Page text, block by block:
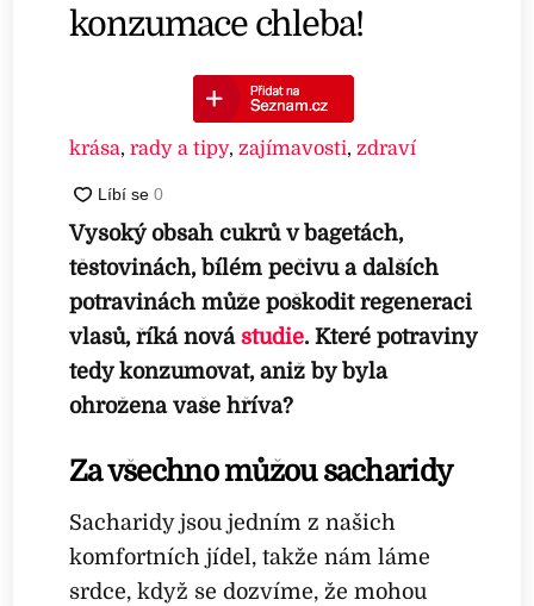
konzumace chleba!
krása,rady a tipy, zajímavosti, zdraví
Vysoký obsah cukrů v bagetách,
těstovinách, bílém pečivu a dalších
potravinách může poškodit regeneraci
vlasů, říká novástudie. Které potraviny
tedy konzumovat, aniž by byla
ohrožena vaše hříva?
Za všechno můžou sacharidy
Sacharidy jsou jedním z našich
komfortních jídel, takže nám láme
srdce, když se dozvíme, že mohou